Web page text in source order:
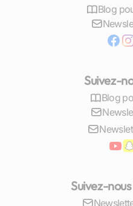
Blog
Suivez-
Blog
Suivez-